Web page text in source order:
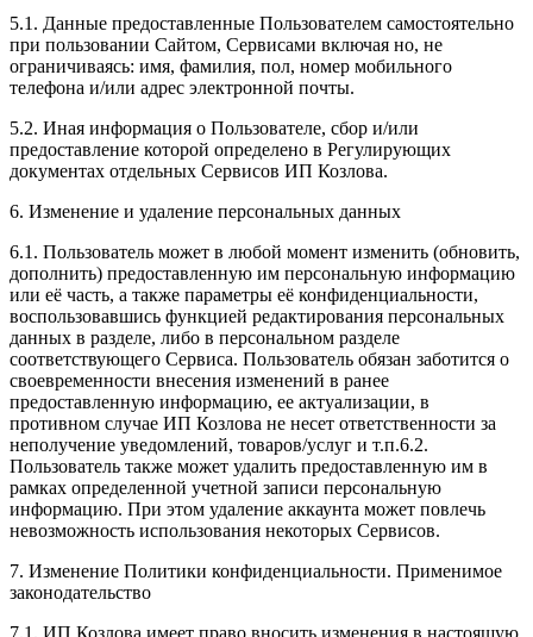
5.1. Данные предоставленные Пользователем самостоятельно
при пользовании Сайтом, Сервисами включая но, не
ограничиваясь: имя, фамилия, пол, номер мобильного
телефона и/или адрес электронной почты.
5.2. Иная информация о Пользователе, сбор и/или
предоставление которой определено в Регулирующих
документах отдельных Сервисов ИП Козлова.
6. Изменение и удаление персональных данных
6.1. Пользователь может в любой момент изменить (обновить,
дополнить) предоставленную им персональную информацию
или её часть, а также параметры её конфиденциальности,
воспользовавшись функцией редактирования персональных
данных в разделе, либо в персональном разделе
соответствующего Сервиса. Пользователь обязан заботится о
своевременности внесения изменений в ранее
предоставленную информацию, ее актуализации, в
противном случае ИП Козлова не несет ответственности за
неполучение уведомлений, товаров/услуг и т.п.6.2.
Пользователь также может удалить предоставленную им в
рамках определенной учетной записи персональную
информацию. При этом удаление аккаунта может повлечь
невозможность использования некоторых Сервисов.
7. Изменение Политики конфиденциальности. Применимое
законодательство
7.1. ИП Козлова имеет право вносить изменения в настоящую